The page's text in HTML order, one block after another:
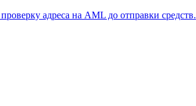
адреса на AML до отправки средств.